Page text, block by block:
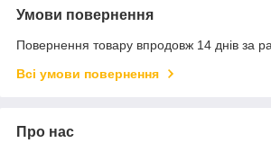
Умови повернення
Повернення товару впродовж 14 днів за
Всі умови повернення
Про нас